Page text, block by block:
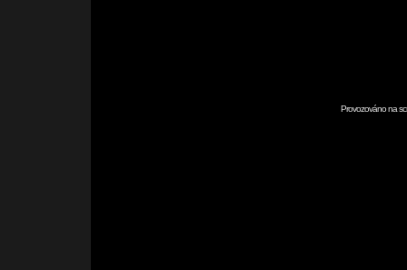
Provozováno na